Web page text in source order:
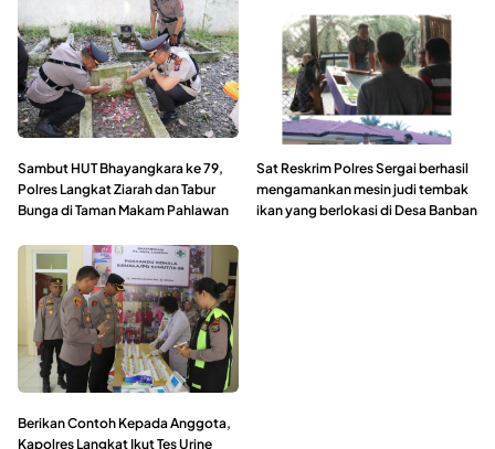
Sambut HUT Bhayangkara ke 79,
Polres Langkat Ziarah dan Tabur
Bunga di Taman Makam Pahlawan
Sat Reskrim Polres Sergai berhasil
mengamankan mesin judi tembak
ikan yang berlokasi di Desa Banban
Berikan Contoh Kepada Anggota,
Kapolres Langkat Ikut Tes Urine